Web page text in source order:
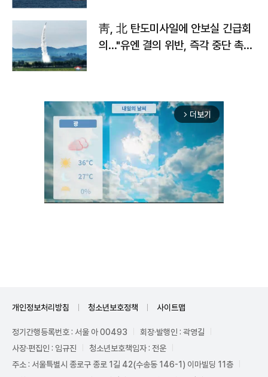
靑, 北 탄도미사일에 안보실 긴급회
의…"유엔 결의 위반, 즉각 중단 촉
arrow_forward_ios 더보기
개인정보처리방침 청소년보호정책 사이트맵
정기간행등록번호 : 서울 아 00493
회장·발행인 : 곽영길
사장·편집인 : 임규진
청소년보호책임자 : 전운
주소 : 서울특별시 종로구 종로 1길 42(수송동 146-1) 이마빌딩 11층